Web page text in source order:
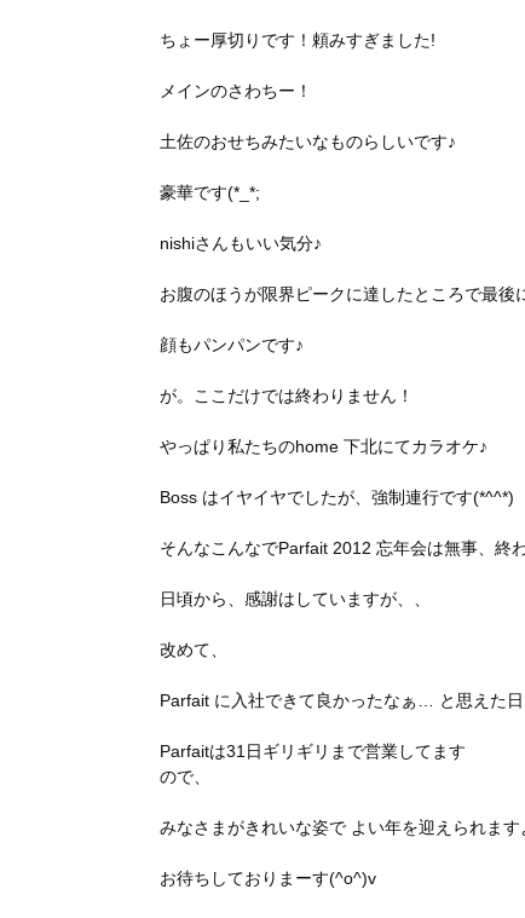
ちょー厚切りです！頼みすぎました!
メインのさわちー！
土佐のおせちみたいなものらしいです♪
豪華です(*_*;
nishiさんもいい気分♪
お腹のほうが限界ピークに達したところで最後
顔もパンパンです♪
が。ここだけでは終わりません！
やっぱり私たちのhome 下北にてカラオケ♪
Boss はイヤイヤでしたが、強制連行です(*^^*)
そんなこんなでParfait 2012 忘年会は無事、終
日頃から、感謝はしていますが、、
改めて、
Parfait に入社できて良かったなぁ… と思えた日
Parfaitは31日ギリギリまで営業してます
ので、
みなさまがきれいな姿で よい年を迎えられます
お待ちしておりまーす(^o^)v